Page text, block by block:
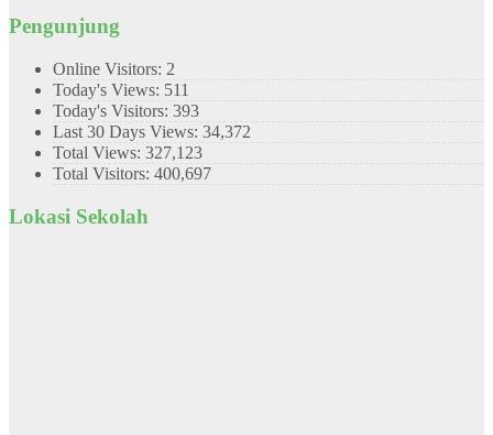
Pengunjung
Online Visitors: 2
Today's Views: 511
Today's Visitors: 393
Last 30 Days Views: 34,372
Total Views: 327,123
Total Visitors: 400,697
Lokasi Sekolah